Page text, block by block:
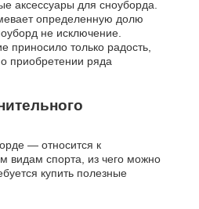
аксессуары для сноуборда.
определенную долю
не исключение.
приносило только радость,
приобретении ряда
— относится к
видам спорта, из чего можно
купить полезные